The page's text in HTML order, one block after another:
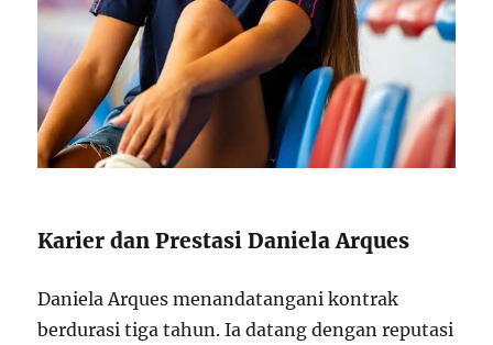
Karier dan Prestasi Daniela Arques
Daniela Arques menandatangani kontrak
berdurasi tiga tahun. Ia datang dengan reputasi